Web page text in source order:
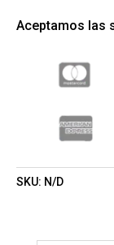
(YVES
LAURENT)
(HOMBRE)
Aceptamos las
SKU: N/D